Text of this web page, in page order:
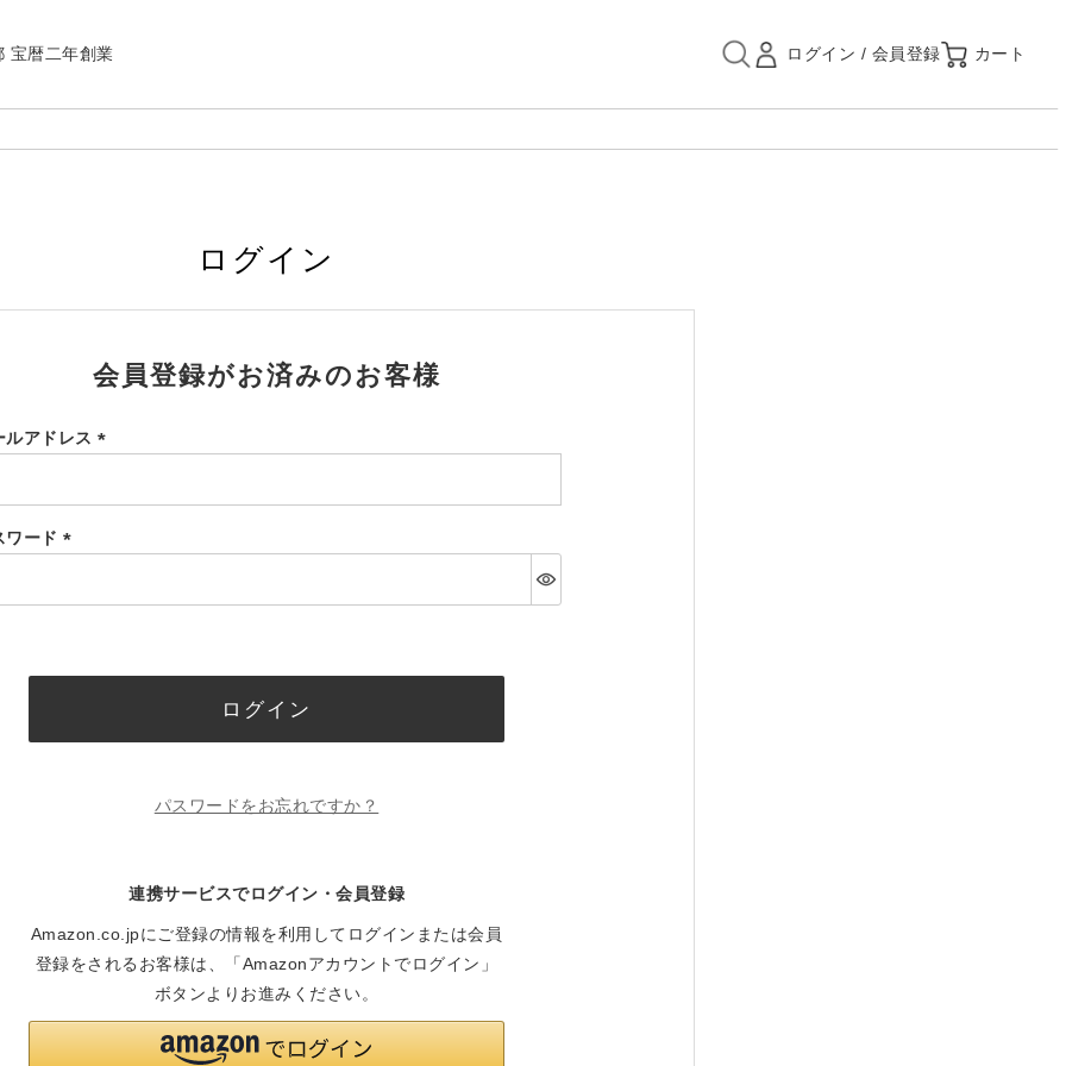
宝暦二年創業
ログイン
会員登録がお済みのお客様
ルアドレス
須)
ワード
須)
ログイン
パスワードをお忘れですか？
連携サービスでログイン・会員登録
Amazon.co.jpにご登録の情報を利用してログインまたは会員
登録をされるお客様は、「Amazonアカウントでログイン」
ボタンよりお進みください。